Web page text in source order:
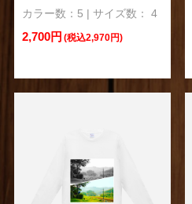
カラー数：5 | サイズ数： 4
2,700円 (税込2,970円)